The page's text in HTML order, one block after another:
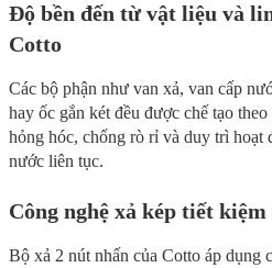
Độ bền đến từ vật liệu và
Cotto
Các bộ phận như van xả, van cấp
hay ốc gắn két đều được chế tạo
hỏng hóc, chống rò rỉ và duy trì hoạt
nước liên tục.
Công nghệ xả kép tiết
Bộ xả 2 nút nhấn của Cotto áp dụng